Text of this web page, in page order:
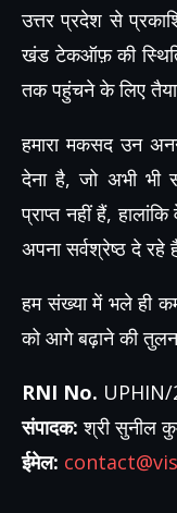
उत्तर प्रदेश से
खंड टेकऑफ़ की
तक पहुंचने के लिए
हमारा मकसद उन
देना है, जो अभी भी
प्राप्त नहीं हैं,
अपना सर्वश्रेष्ठ दे
हम संख्या में भले ही
को आगे बढ़ाने की
RNI No.
संपादक: श्री सुनील
ईमेल: